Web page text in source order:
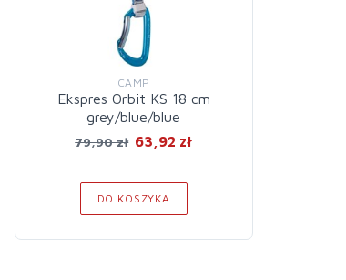
CAMP
Ekspres Orbit KS 18 cm
grey/blue/blue
79,90 zł 63,92 zł
DO KOSZYKA